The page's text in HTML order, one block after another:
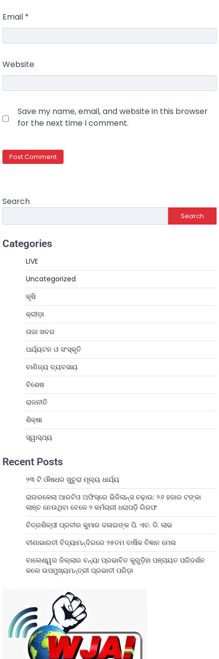
Email *
Website
Save my name, email, and website in this browser
for the next time I comment.
Search
Search
Categories
LIVE
Uncategorized
କୃଷି
କ୍ରୀଡ଼ା
ତାଜା ଖବର
ପର୍ଯ୍ୟଟନ ଓ ସଂସ୍କୃତି
ବାଣିଜ୍ୟ ବ୍ୟବସାୟ
ବିଶେଷ
ରାଜନୀତି
ଶିକ୍ଷା
ସ୍ୱାସ୍ଥ୍ୟ
Recent Posts
୨୩ ଟି ଔଷଧର ଖୁଚୁରା ମୂଲ୍ୟ ଧାର୍ଯ୍ୟ
ରାଉରକେଲା ଆରଟିଓ ଅଫିସ୍‌ରେ ଭିଜିଲାନ୍ସ ଚଢ଼ାଉ: ୨୬ ହଜାର ଟଙ୍କା
ଲାଞ୍ଚ ନେଉଥିବା ବେଳେ ୨ କର୍ମଚାରୀ ଧରାପଡ଼ି ଗିରଫ
ଚିତ୍ରଶିଳ୍ପୀ ପ୍ରବୀର କୁମାର ଦଳାଇଙ୍କ ପି. ଏଚ. ଡି. ଲାଭ
ବୀଣାଭାରତୀ ବିଦ୍ୟାମନ୍ଦିରରେ ୨୫ତମ ବାର୍ଷିକ ବିଜ୍ଞାନ ମେଳା
ବାଲେଶ୍ୱର ଜିଲ୍ଲାର ବନ୍ୟା ପ୍ରଭାବିତ କୁରୁଡ଼ିହା ପଞ୍ଚାୟତ ପରିଦର୍ଶନ
କଲେ ଉପମୁଖ୍ୟମନ୍ତ୍ରୀ ପ୍ରଭାତୀ ପରିଡ଼ା